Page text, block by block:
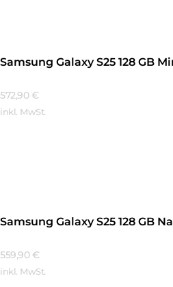
Samsung Galaxy S25 128 GB
572,90 €
inkl. MwSt.
Samsung Galaxy S25 128 GB
559,90 €
inkl. MwSt.